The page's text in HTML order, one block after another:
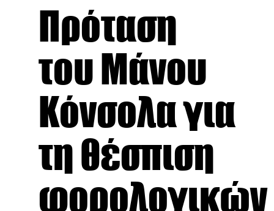
Πρόταση
του Μάνου
Κόνσολα για
τη θέσπιση
φορολογικών